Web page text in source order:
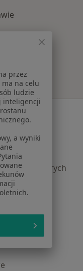
których
przez
ma na celu
ludzie
inteligencji
a wyniki